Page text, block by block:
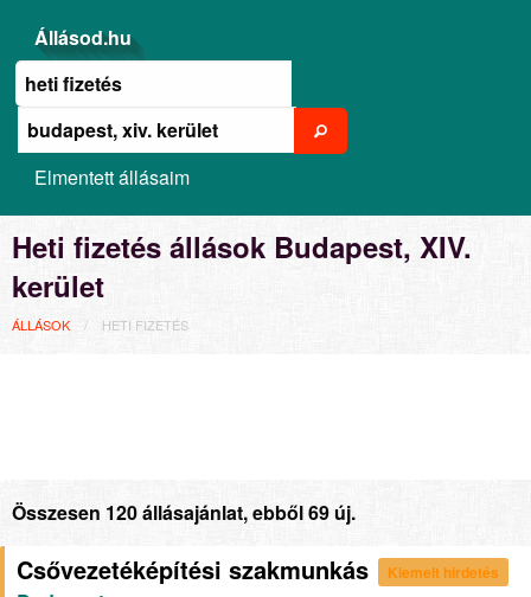
Állásod.hu
Elmentett állásaim
Heti fizetés állások Budapest, XIV.
kerület
ÁLLÁSOK HETI FIZETÉS
Összesen 120 állásajánlat, ebből 69 új.
Csővezetéképítési szakmunkás Kiemelt hirdetés